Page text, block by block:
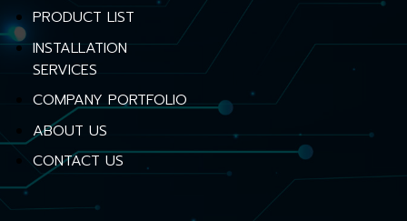
PRODUCT LIST
INSTALLATION
SERVICES
COMPANY PORTFOLIO
ABOUT US
CONTACT US